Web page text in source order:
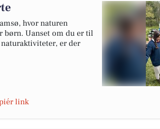
hvor naturen
Uanset om du er til
er der
link